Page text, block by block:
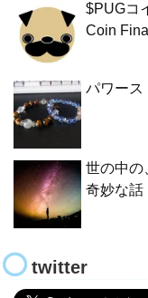
$PUGコ
Coin
パワース
世の中の
奇妙な話
twitter